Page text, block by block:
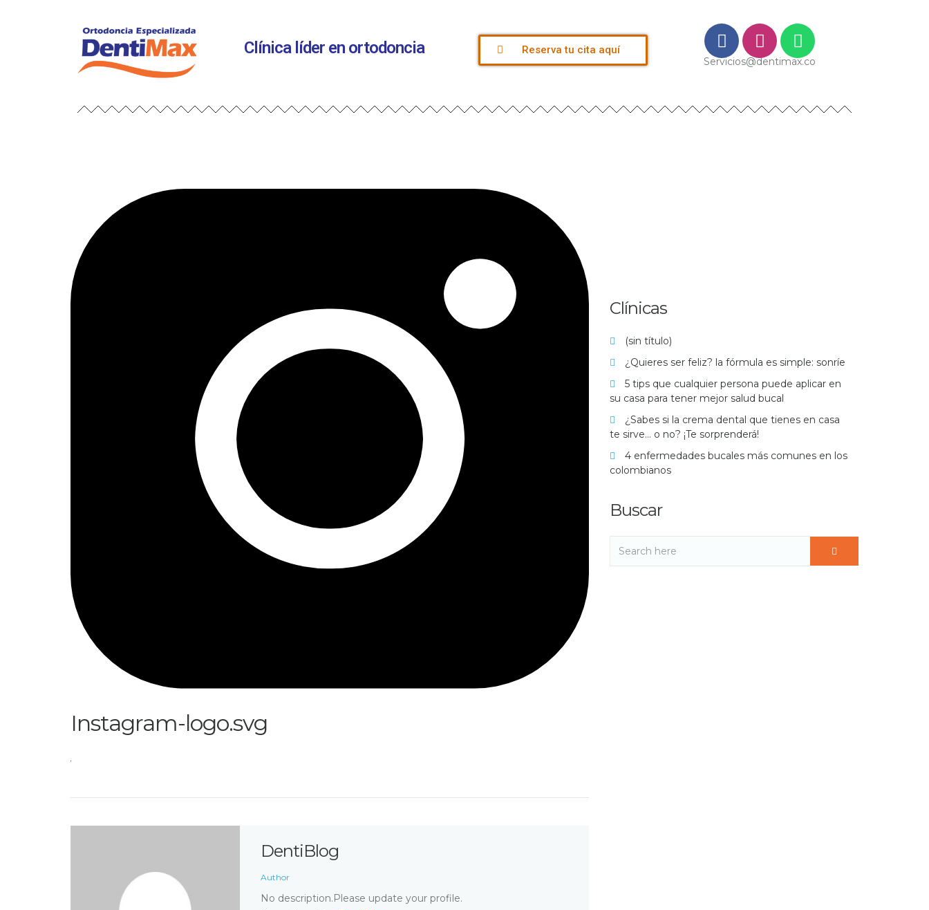
Clínica líder en ortodoncia
Reserva tu cita aquí
Servicios@dentimax.co
Instagram-logo.svg
DentiBlog
Author
No description.Please update your profile.
Clínicas
(sin título)
¿Quieres ser feliz? la fórmula es simple: sonríe
5 tips que cualquier persona puede aplicar en
su casa para tener mejor salud bucal
¿Sabes si la crema dental que tienes en casa
te sirve… o no? ¡Te sorprenderá!
4 enfermedades bucales más comunes en los
colombianos
Buscar